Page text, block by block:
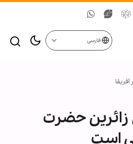
فارسی
آفریقا
زائرین حضرت
است